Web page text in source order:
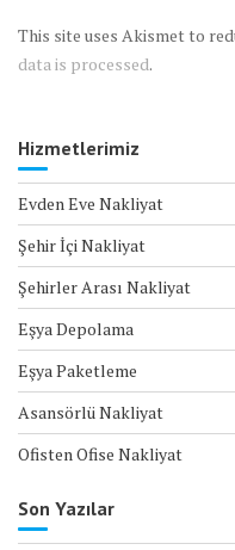
This site uses Akismet to
data is processed.
Hizmetlerimiz
Evden Eve Nakliyat
Şehir İçi Nakliyat
Şehirler Arası Nakliyat
Eşya Depolama
Eşya Paketleme
Asansörlü Nakliyat
Ofisten Ofise Nakliyat
Son Yazılar